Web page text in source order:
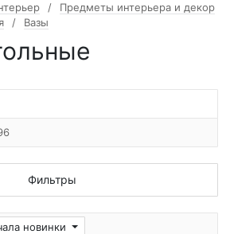
Предметы интерьера и декор
Вазы
Фильтры
новинки